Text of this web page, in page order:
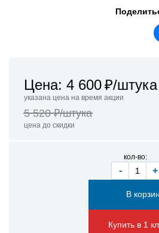
Цена: 4 600₽/штука
указана цена на время акции
5 520 ₽/штука
цена до скидки
кол-во:
- +
Купить в 1